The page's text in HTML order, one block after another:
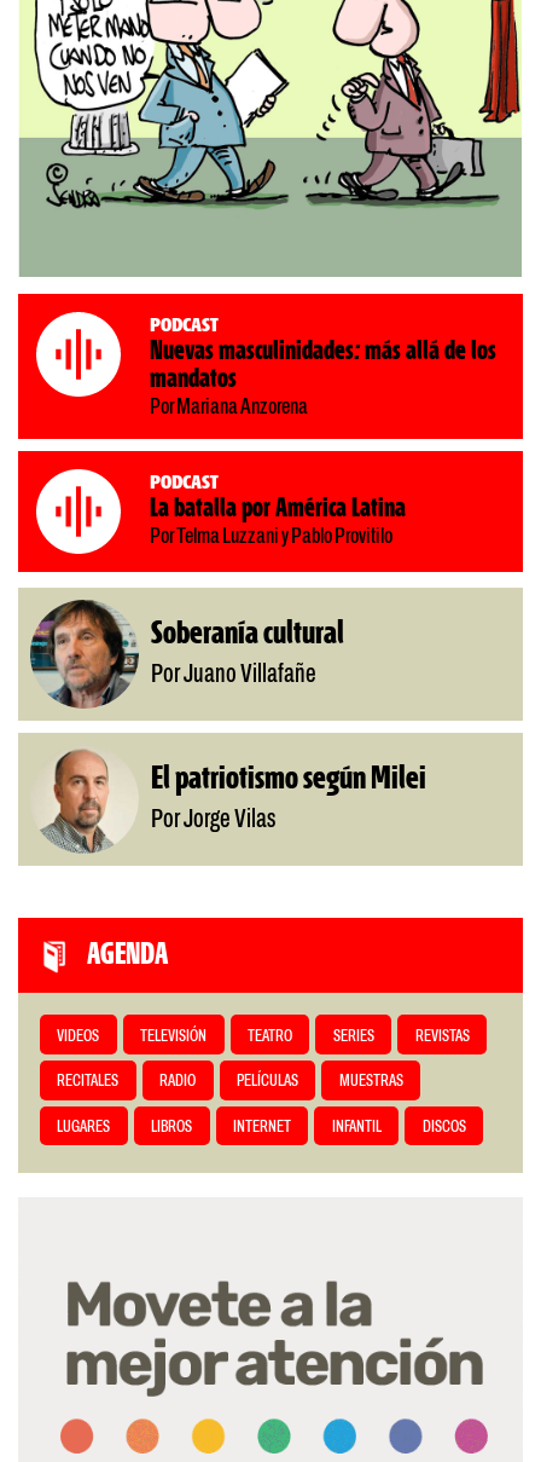
Podcast
Nuevas masculinidades: más allá de los
mandatos
Por Mariana Anzorena
Podcast
La batalla por América Latina
Por Telma Luzzani y Pablo Provitilo
Soberanía cultural
Por Juano Villafañe
El patriotismo según Milei
Por Jorge Vilas
AGENDA
VIDEOS TELEVISIÓN TEATRO SERIES REVISTAS
RECITALES RADIO PELÍCULAS MUESTRAS
LUGARES LIBROS INTERNET INFANTIL DISCOS